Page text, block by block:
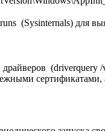
(Sysinternals) для
драйверов